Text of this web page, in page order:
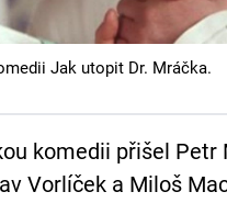
Jak utopit Dr. Mráčka.
komedii přišel Petr
Vorlíček a Miloš